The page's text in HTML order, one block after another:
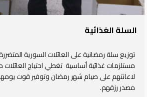
السلة الغذائية
توزيع سلة رمضانية على العائلات السورية
مستلزمات غذائية أساسية تغطي احتياج العائلات
لاعانتهم على صيام شهر رمضان وتوفير قوت
مصدر رزقهم.